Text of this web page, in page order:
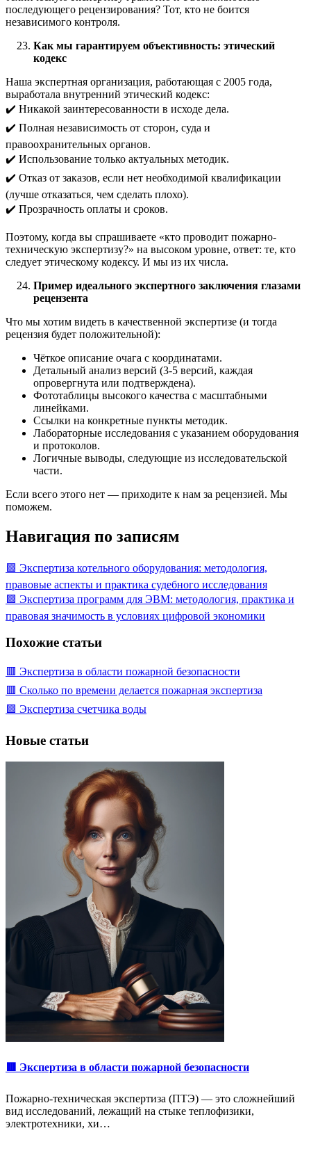
последующего рецензирования? Тот, кто не боится
независимого контроля.
Как мы гарантируем объективность: этический
кодекс
Наша экспертная организация, работающая с 2005 года,
выработала внутренний этический кодекс:
✔️ Никакой заинтересованности в исходе дела.
✔️ Полная независимость от сторон, суда и
правоохранительных органов.
✔️ Использование только актуальных методик.
✔️ Отказ от заказов, если нет необходимой квалификации
(лучше отказаться, чем сделать плохо).
✔️ Прозрачность оплаты и сроков.
Поэтому, когда вы спрашиваете «кто проводит пожарно-
техническую экспертизу?» на высоком уровне, ответ: те, кто
следует этическому кодексу. И мы из их числа.
Пример идеального экспертного заключения глазами
рецензента
Что мы хотим видеть в качественной экспертизе (и тогда
рецензия будет положительной):
Чёткое описание очага с координатами.
Детальный анализ версий (3-5 версий, каждая
опровергнута или подтверждена).
Фототаблицы высокого качества с масштабными
линейками.
Ссылки на конкретные пункты методик.
Лабораторные исследования с указанием оборудования
и протоколов.
Логичные выводы, следующие из исследовательской
части.
Если всего этого нет — приходите к нам за рецензией. Мы
поможем.
Навигация по записям
🟩 Экспертиза котельного оборудования: методология,
правовые аспекты и практика судебного исследования
🟩 Экспертиза программ для ЭВМ: методология, практика и
правовая значимость в условиях цифровой экономики
Похожие статьи
🟥 Экспертиза в области пожарной безопасности
🟥 Сколько по времени делается пожарная экспертиза
🟩 Экспертиза счетчика воды
Новые статьи
🟥 Экспертиза в области пожарной безопасности
Пожарно-техническая экспертиза (ПТЭ) — это сложнейший
вид исследований, лежащий на стыке теплофизики,
электротехники, хи…